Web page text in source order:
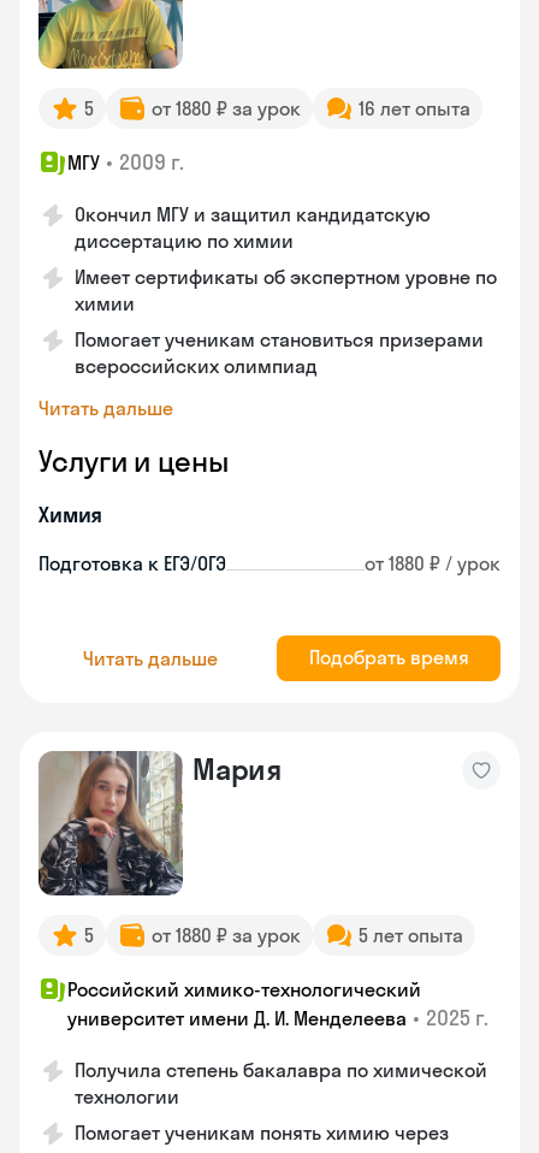
5 от 1880 ₽ за урок 16 лет опыта
МГУ • 2009 г.
Окончил МГУ и защитил кандидатскую
диссертацию по химии
Имеет сертификаты об экспертном уровне по
химии
Помогает ученикам становиться призерами
всероссийских олимпиад
Читать дальше
Услуги и цены
Химия
Подготовка к ЕГЭ/ОГЭ от 1880 ₽ / урок
Читать дальше Подобрать время
Мария
5 от 1880 ₽ за урок 5 лет опыта
Российский химико-технологический
университет имени Д. И. Менделеева • 2025 г.
Получила степень бакалавра по химической
технологии
Помогает ученикам понять химию через